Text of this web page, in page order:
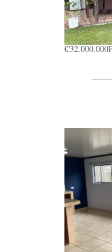
₡32.000.000